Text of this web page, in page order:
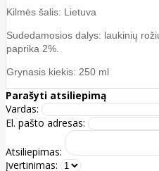
Kilmės šalis: Lietuva
Sudedamosios dalys: laukinių
paprika 2%.
Grynasis kiekis: 250 ml
Parašyti atsiliepimą
Vardas:
El. pašto adresas:
Atsiliepimas:
Įvertinimas: